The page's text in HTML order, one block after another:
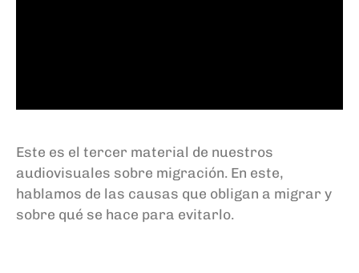
Este es el tercer material de nuestros
audiovisuales sobre migración. En este,
hablamos de las causas que obligan a migrar y
sobre qué se hace para evitarlo.